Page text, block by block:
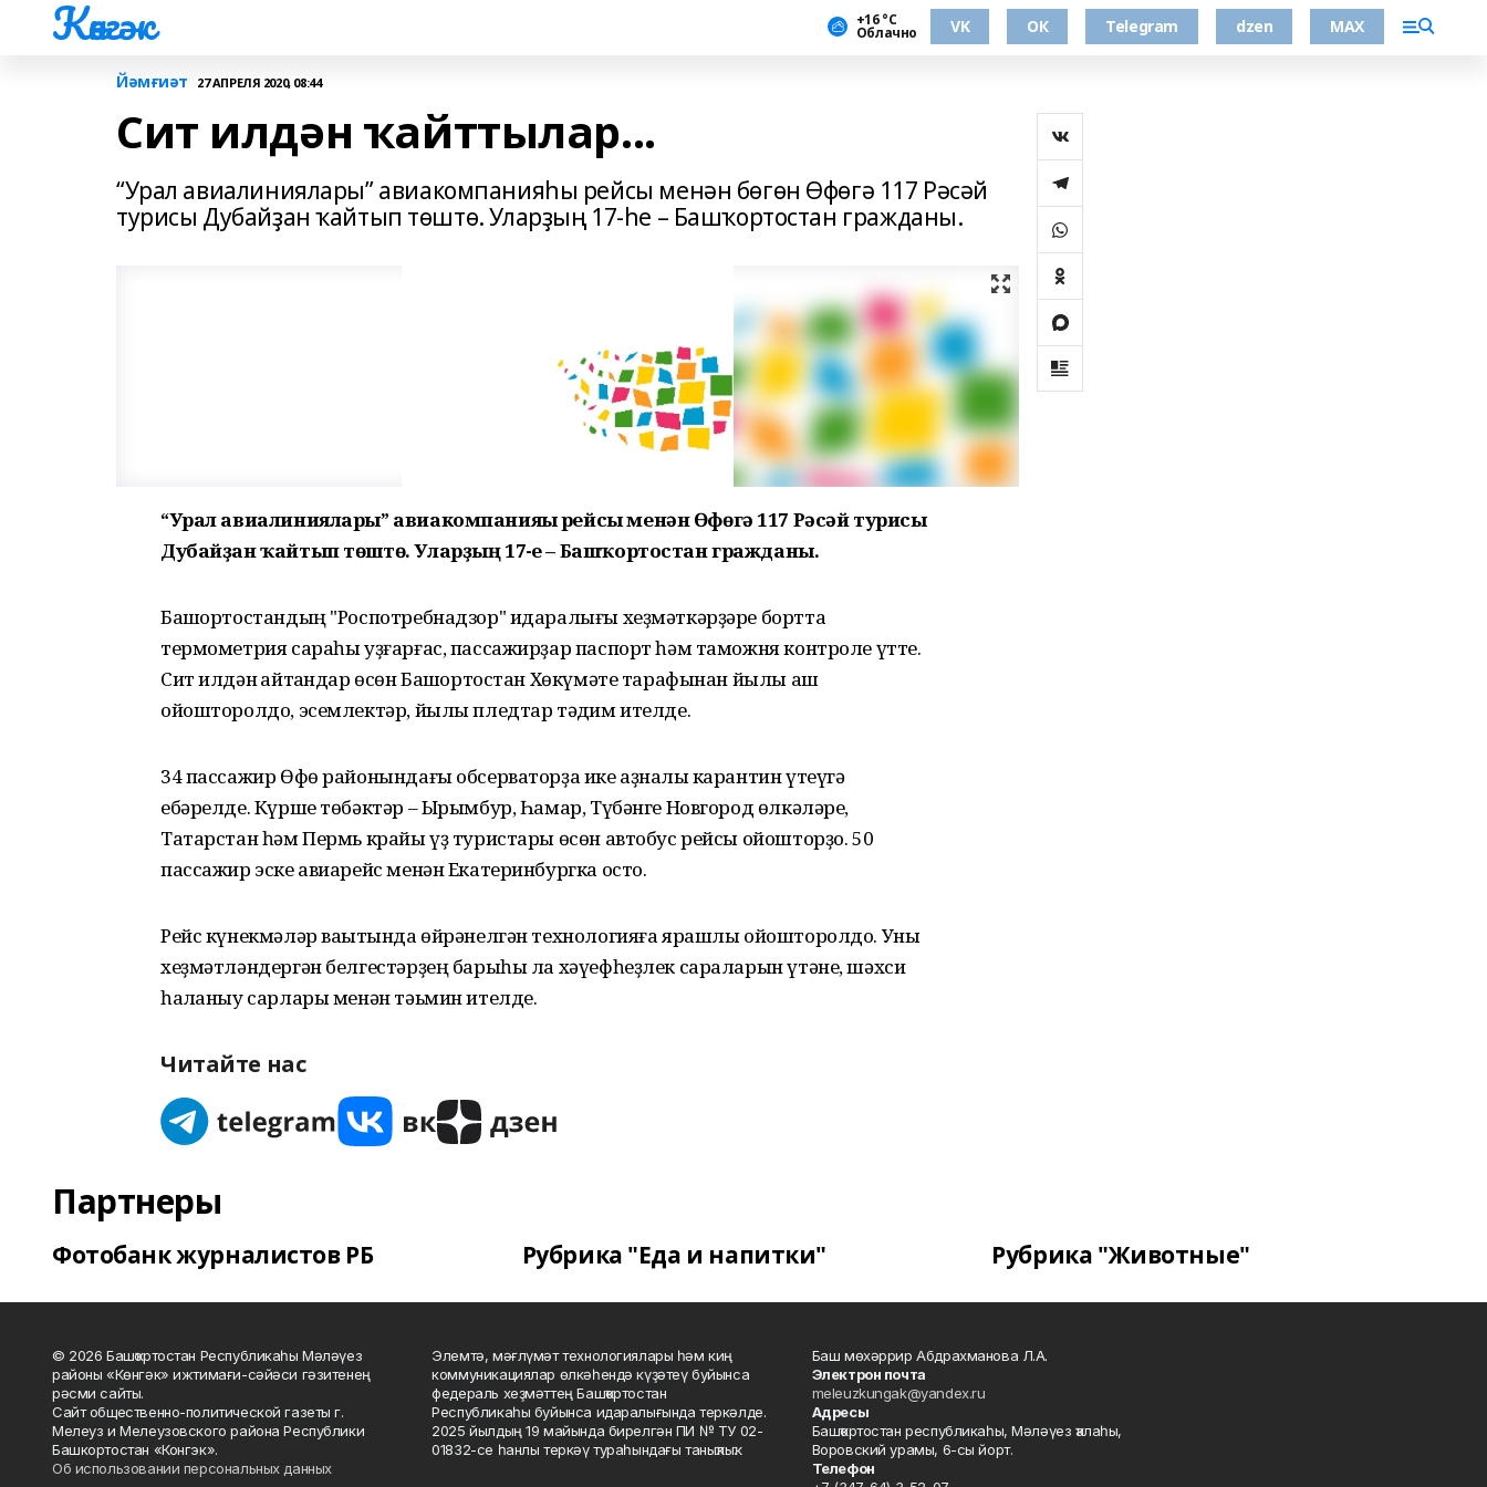
Көнгәк +16 °С
Облачно VK ОК Telegram dzen MAX
Йәмғиәт 27 АПРЕЛЯ 2020, 08:44
Сит илдән ҡайттылар...
“Урал авиалиниялары” авиакомпанияһы рейсы менән бөгөн Өфөгә 117 Рәсәй
турисы Дубайҙан ҡайтып төштө. Уларҙың 17-һе – Башҡортостан гражданы.
“Урал авиалиниялары” авиакомпанияһы рейсы менән Өфөгә 117 Рәсәй турисы
Дубайҙан ҡайтып төштө. Уларҙың 17-һе – Башҡортостан гражданы.
Башҡортостандың "Роспотребнадзор" идаралығы хеҙмәткәрҙәре бортта
термометрия сараһы уҙғарғас, пассажирҙар паспорт һәм таможня контроле үтте.
Сит илдән ҡайтҡандар өсөн Башҡортостан Хөкүмәте тарафынан йылы аш
ойошторолдо, эсемлектәр, йылы пледтар тәҡдим ителде.
34 пассажир Өфө районындағы обсерваторҙа ике аҙналыҡ карантин үтеүгә
ебәрелде. Күрше төбәктәр – Ырымбур, Һамар, Түбәнге Новгород өлкәләре,
Татарстан һәм Пермь крайы үҙ туристары өсөн автобус рейсы ойошторҙо. 50
пассажир эске авиарейс менән Екатеринбургка осто.
Рейс күнекмәләр ваҡытында өйрәнелгән технологияға ярашлы ойошторолдо. Уны
хеҙмәтләндергән белгестәрҙең барыһы ла хәүефһеҙлек сараларын үтәне, шәхси
һаҡланыу сарлары менән тәьмин ителде.
Читайте нас
Партнеры
Фотобанк журналистов РБ Рубрика "Еда и напитки" Рубрика "Животные"
© 2026 Башҡортостан Республикаһы Мәләүез
районы «Көнгәк» ижтимағи-сәйәси гәзитенең
рәсми сайты.
Сайт общественно-политической газеты г.
Мелеуз и Мелеузовского района Республики
Башкортостан «Конгэк».
Об использовании персональных данных
Элемтә, мәғлүмәт технологиялары һәм киң
коммуникациялар өлкәһендә күҙәтеү буйынса
федераль хеҙмәттең Башҡортостан
Республикаһы буйынса идаралығында теркәлде.
2025 йылдың 19 майында бирелгән ПИ № ТУ 02-
01832-се һанлы теркәү тураһындағы таныҡлыҡ.
Баш мөхәррир Абдрахманова Л.А.
Электрон почта
meleuzkungak@yandex.ru
Адресы
Башҡортостан республикаһы, Мәләүез ҡалаһы,
Воровский урамы, 6-сы йорт.
Телефон